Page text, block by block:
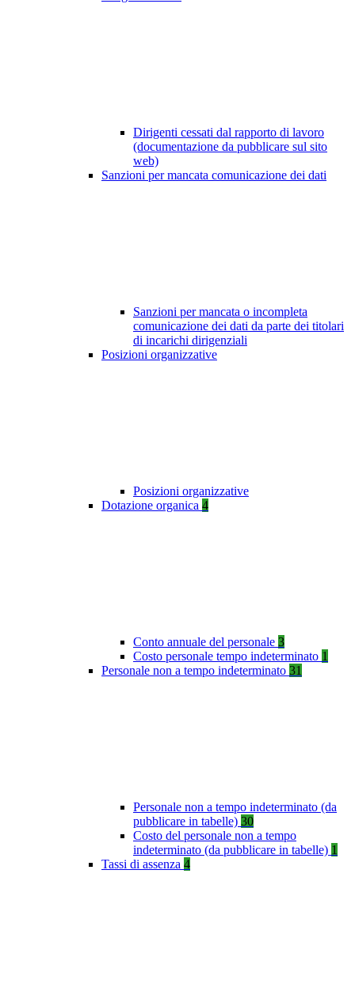
Dirigenti cessati dal rapporto di lavoro
(documentazione da pubblicare sul sito
web)
Sanzioni per mancata comunicazione dei dati
Sanzioni per mancata o incompleta
comunicazione dei dati da parte dei titolari
di incarichi dirigenziali
Posizioni organizzative
Posizioni organizzative
Dotazione organica 4
Conto annuale del personale 3
Costo personale tempo indeterminato 1
Personale non a tempo indeterminato 31
Personale non a tempo indeterminato (da
pubblicare in tabelle) 30
Costo del personale non a tempo
indeterminato (da pubblicare in tabelle) 1
Tassi di assenza 4